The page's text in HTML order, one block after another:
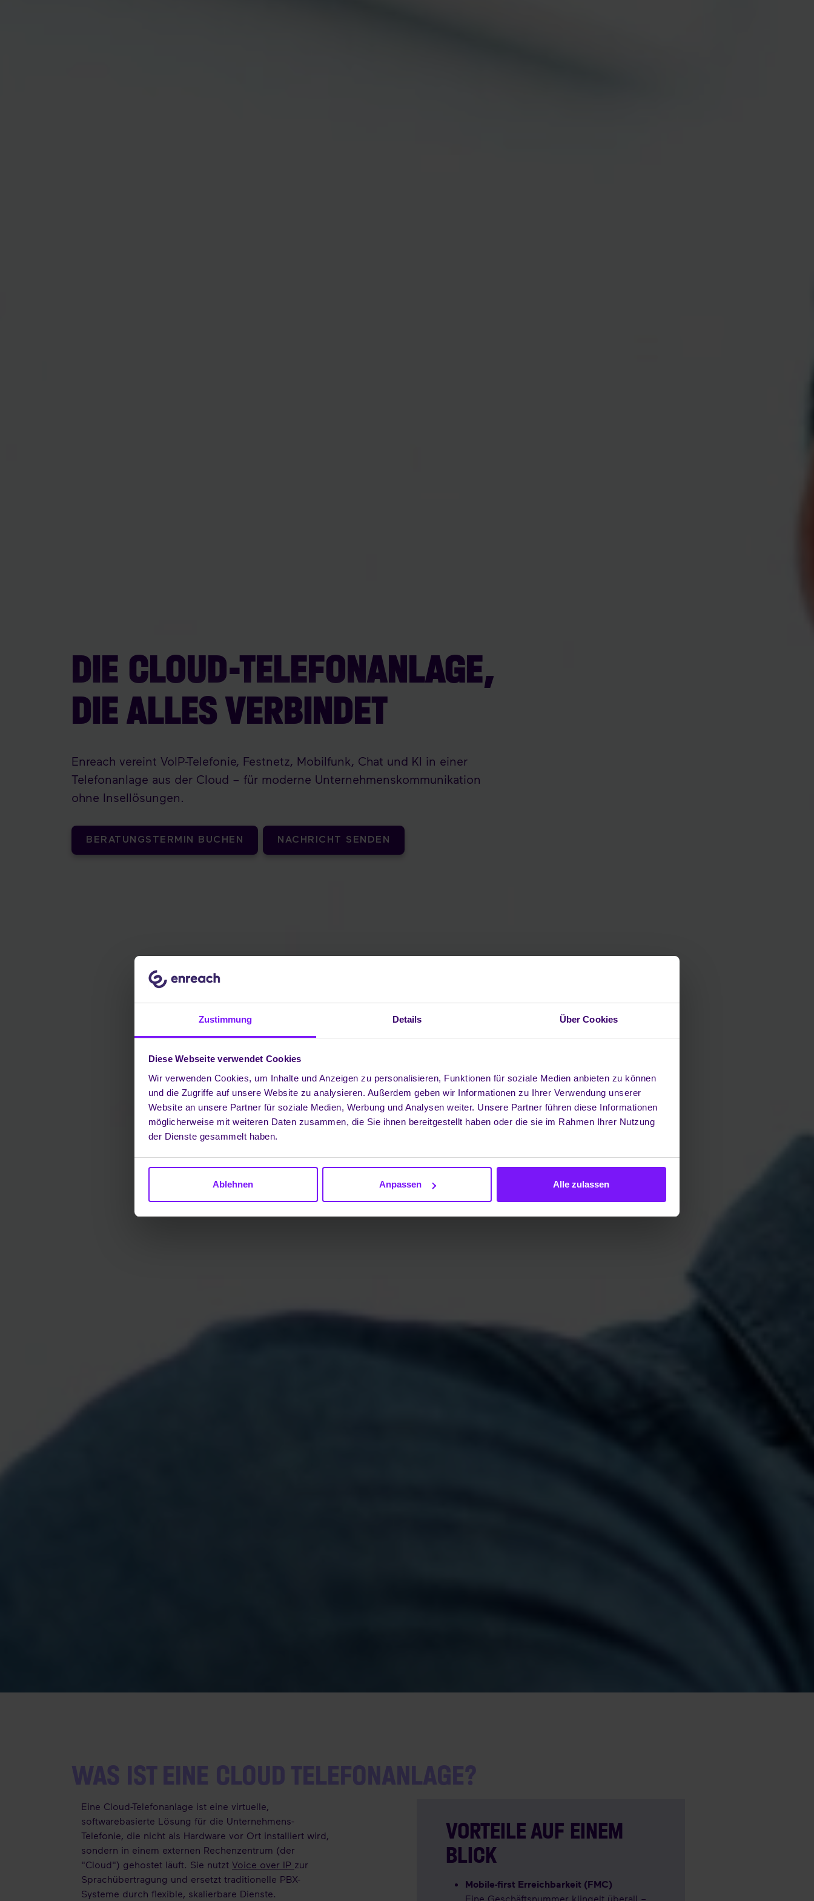
Zustimmung Details Über Cookies
Diese Webseite verwendet Cookies
Wir verwenden Cookies, um Inhalte und Anzeigen zu personalisieren, Funktionen für soziale Medien anbieten zu können
und die Zugriffe auf unsere Website zu analysieren. Außerdem geben wir Informationen zu Ihrer Verwendung unserer
Website an unsere Partner für soziale Medien, Werbung und Analysen weiter. Unsere Partner führen diese Informationen
möglicherweise mit weiteren Daten zusammen, die Sie ihnen bereitgestellt haben oder die sie im Rahmen Ihrer Nutzung
der Dienste gesammelt haben.
Ablehnen Anpassen Alle zulassen
DIE CLOUD-TELEFONANLAGE,
DIE ALLES VERBINDET
Enreach vereint VoIP-Telefonie, Festnetz, Mobilfunk, Chat und KI in einer
Telefonanlage aus der Cloud – für moderne Unternehmenskommunikation
ohne Insellösungen.
BERATUNGSTERMIN BUCHEN NACHRICHT SENDEN
WAS IST EINE CLOUD TELEFONANLAGE?
Eine Cloud-Telefonanlage ist eine virtuelle,
softwarebasierte Lösung für die Unternehmens-
Telefonie, die nicht als Hardware vor Ort installiert wird,
sondern in einem externen Rechenzentrum (der
"Cloud") gehostet läuft. Sie nutzt Voice over IP zur
Sprachübertragung und ersetzt traditionelle PBX-
Systeme durch flexible, skalierbare Dienste.
VORTEILE AUF EINEM
BLICK
Mobile-first Erreichbarkeit (FMC)
Eine Geschäftsnummer klingelt überall –